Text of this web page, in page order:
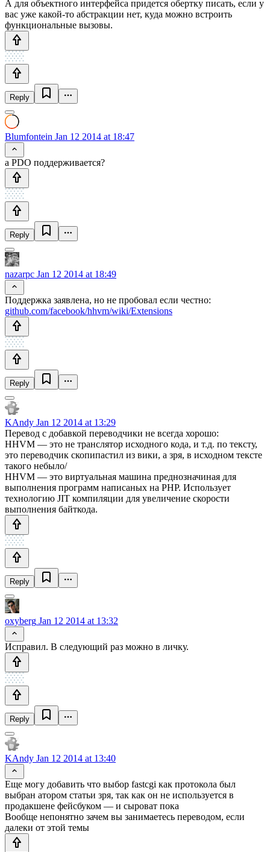
А для объектного интерфейса придется обертку писать, если у
вас уже какой-то абстракции нет, куда можно встроить
функциональные вызовы.
Reply
Blumfontein Jan 12 2014 at 18:47
а PDO поддерживается?
Reply
nazarpc Jan 12 2014 at 18:49
Поддержка заявлена, но не пробовал если честно:
github.com/facebook/hhvm/wiki/Extensions
Reply
KAndy Jan 12 2014 at 13:29
Перевод с добавкой переводчики не всегда хорошо:
HHVM — это не транслятор исходного кода, и т.д. по тексту,
это переводчик скопипастил из вики, а зря, в исходном тексте
такого небыло/
HHVM — это виртуальная машина преднозначиная для
выполнения программ написаных на PHP. Использует
технологию JIT компиляции для увеличение скорости
выполнения байткода.
Reply
oxyberg Jan 12 2014 at 13:32
Исправил. В следующий раз можно в личку.
Reply
KAndy Jan 12 2014 at 13:40
Еще могу добавить что выбор fastcgi как протокола был
выбран атором статьи зря, так как он не используется в
продакшене фейсбуком — и сыроват пока
Вообще непонятно зачем вы занимаетесь переводом, если
далеки от этой темы